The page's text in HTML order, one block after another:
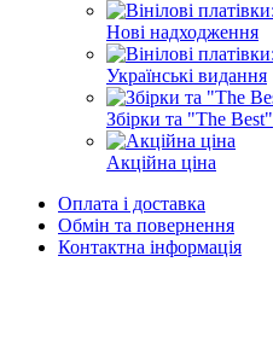
Нові надходження
Українські видання
Збірки та "The Best"
Акційна ціна
Оплата і доставка
Обмін та повернення
Контактна інформація